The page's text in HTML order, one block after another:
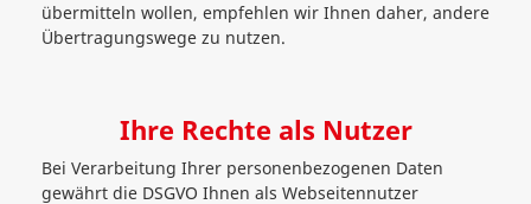
übermitteln wollen, empfehlen wir Ihnen daher, andere
Übertragungswege zu nutzen.
Ihre Rechte als Nutzer
Bei Verarbeitung Ihrer personenbezogenen Daten
gewährt die DSGVO Ihnen als Webseitennutzer